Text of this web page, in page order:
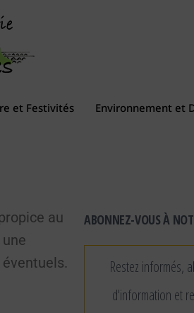
et Festivités Environnement et
au
ABONNEZ-VOUS À
Restez informés,
d'information et